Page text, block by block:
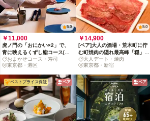
5.0
￥11,000
虎ノ門の「おにかい×2」で、
青に映えるくずし鮨コース[月
火水20時半限定]
おまかせコース・寿司
東京都・港区
5.0
￥14,900
[ペア]大人の酒場・荒木町に佇
む町焼肉の隠れ最高峰「穏」
で、絶品の肉と米に舌鼓を！
大人デート・焼肉
東京都・新宿
ベストプライス保証 ペア ペア